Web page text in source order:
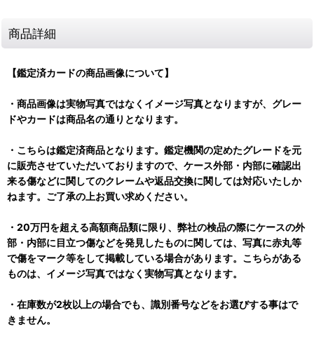
商品詳細
【鑑定済カードの商品画像について】
・商品画像は実物写真ではなくイメージ写真となりますが、グレー
ドやカードは商品名の通りとなります。
・こちらは鑑定済商品となります。鑑定機関の定めたグレードを元
に販売させていただいておりますので、ケース外部・内部に確認出
来る傷などに関してのクレームや返品交換に関しては対応いたしか
ねます。ご了承の上お買い求めください。
・20万円を超える高額商品類に限り、弊社の検品の際にケースの外
部・内部に目立つ傷などを発見したものに関しては、写真に赤丸等
で傷をマーク等をして掲載している場合があります。こちらがある
ものは、イメージ写真ではなく実物写真となります。
・在庫数が2枚以上の場合でも、識別番号などをお選びする事はで
きません。